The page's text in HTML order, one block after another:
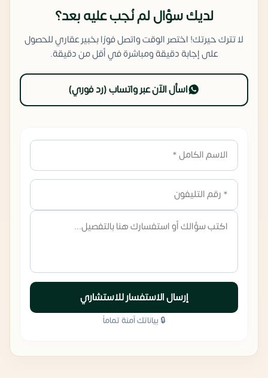
لديك سؤال لم نُجب عليه بعد؟
لا تترك حيرتك! اختصر الوقت واتصل فورًا بخبير عقاري للحصول
على إجابة دقيقة ومباشرة في أقل من دقيقة.
اسأل الآن عبر واتساب (رد فوري)
إرسال الاستفسار للاستشاري
🔒 بياناتك آمنة تماماً